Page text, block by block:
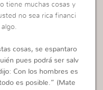
tiene muchas cosas y
no sea rica financi
cosas, se espantaro
pues podrá ser salv
Con los hombres es
es posible.” (Mate